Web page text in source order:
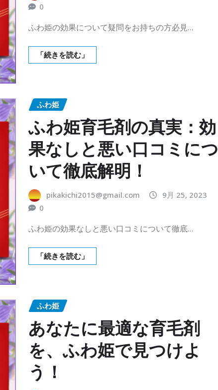
0
ふわ姫の効果について疑問をお持ちの方必見…
「続きを読む」
ふわ姫
ふわ姫育毛剤の真実：効
果なしと悪い口コミにつ
いて徹底解明！
pikakichi2015@gmail.com
9月 25, 2023
0
ふわ姫の効果なしと悪い口コミについて徹底…
「続きを読む」
ふわ姫
あなたに最適な育毛剤
を、ふわ姫で見つけよ
う！